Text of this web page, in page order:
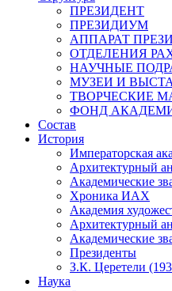
ПРЕЗИДЕНТ
ПРЕЗИДИУМ
АППАРАТ
ОТДЕЛЕНИЯ
НАУЧНЫЕ
МУЗЕИ И
ТВОРЧЕСКИЕ
ФОНД
Состав
История
Императорская
Архитектурный
Академические
Хроника ИАХ
Академия
Архитектурный
Академические
Президенты
З.К. Церетели
Наука